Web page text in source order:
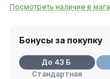
Посмотреть наличие в
Бонусы за покупку
До 43 Б
Стандартная